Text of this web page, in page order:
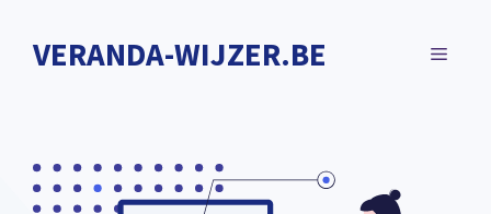
naarVERANDA-WIJZER.BE MENU